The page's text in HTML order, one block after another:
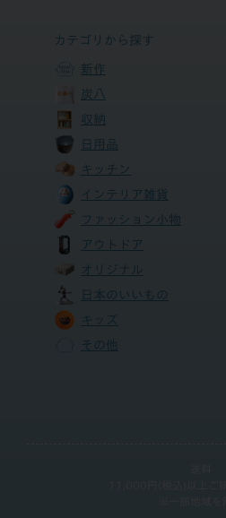
カテゴリから探す
新作
炭八
収納
日用品
キッチン
インテリア雑貨
ファッション小物
アウトドア
オリジナル
日本のいいもの
キッズ
その他